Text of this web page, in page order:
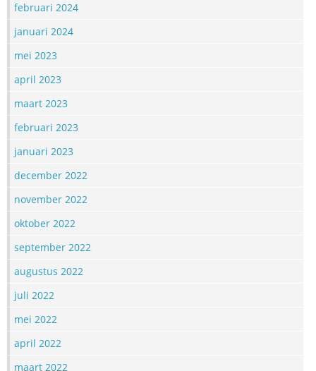
februari 2024
januari 2024
mei 2023
april 2023
maart 2023
februari 2023
januari 2023
december 2022
november 2022
oktober 2022
september 2022
augustus 2022
juli 2022
mei 2022
april 2022
maart 2022